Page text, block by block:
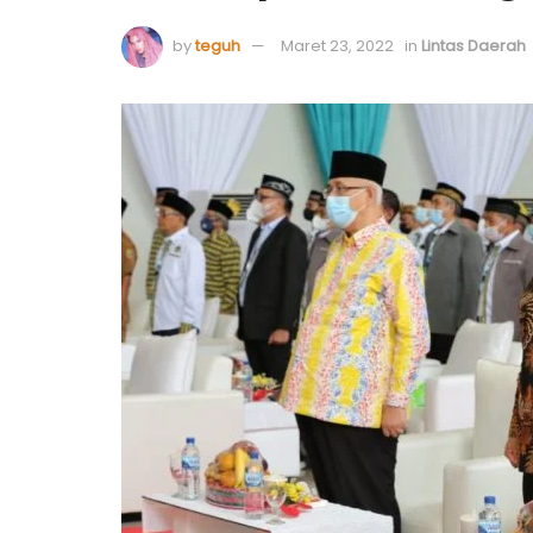
byteguh Maret 23, 2022 in Lintas Daerah